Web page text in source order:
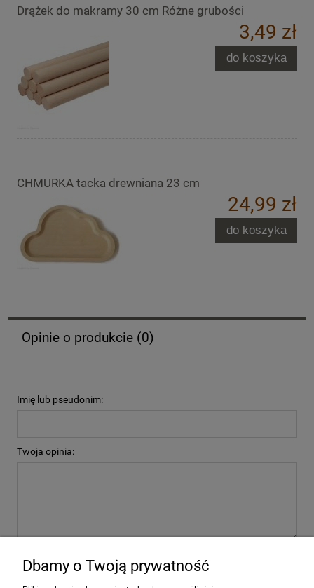
Drążek do makramy 30 cm Różne grubości
3,49 zł
do koszyka
CHMURKA tacka drewniana 23 cm
24,99 zł
do koszyka
Opinie o produkcie (0)
Imię lub pseudonim:
Twoja opinia:
Dbamy o Twoją prywatność